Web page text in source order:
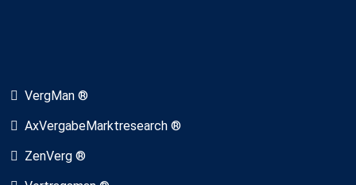
VergMan ®
AxVergabeMarktresearch ®
ZenVerg ®